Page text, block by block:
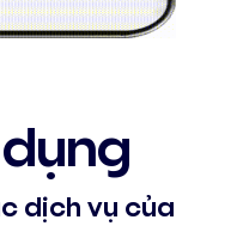
dịch vụ của